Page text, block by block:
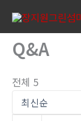
Q&A
전체 5